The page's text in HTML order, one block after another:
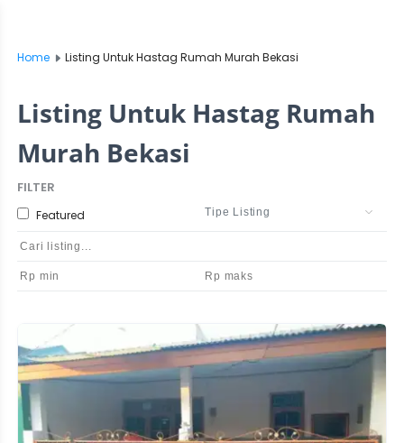
Home Listing Untuk Hastag Rumah Murah Bekasi
Listing Untuk Hastag Rumah
Murah Bekasi
FILTER
Featured